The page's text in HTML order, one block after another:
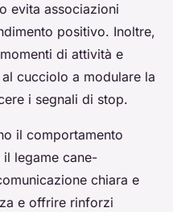
evita associazioni
positivo. Inoltre,
di attività e
cucciolo a modulare la
i segnali di stop.
il comportamento
legame cane-
chiara e
e offrire rinforzi